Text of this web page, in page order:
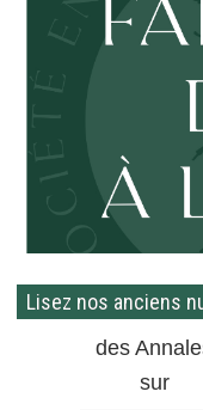
Lisez nos anciens
des
sur